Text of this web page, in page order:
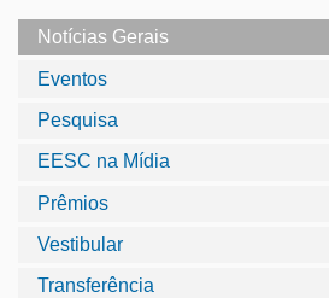
Notícias Gerais
Eventos
Pesquisa
EESC na Mídia
Prêmios
Vestibular
Transferência